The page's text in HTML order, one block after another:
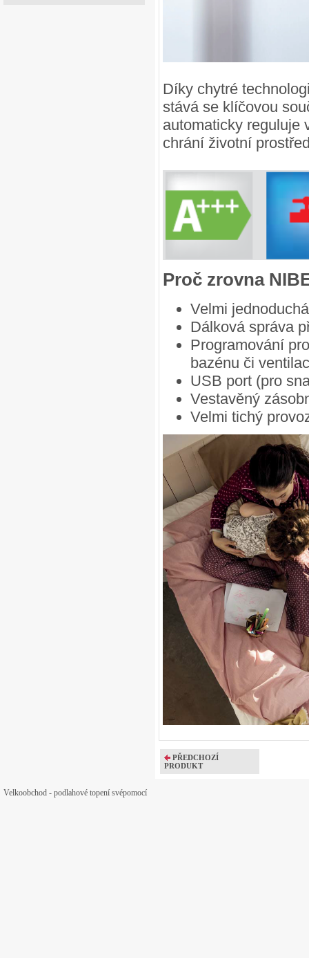
Díky chytré
stává se klíčovou
automaticky reguluje
chrání životní
Proč zrovna
Velmi
Dálková správa
Programování
bazénu či
USB port (pro
Vestavěný
Velmi tichý
PŘEDCHOZÍ
PRODUKT
Velkoobchod - podlahové topení svépomocí